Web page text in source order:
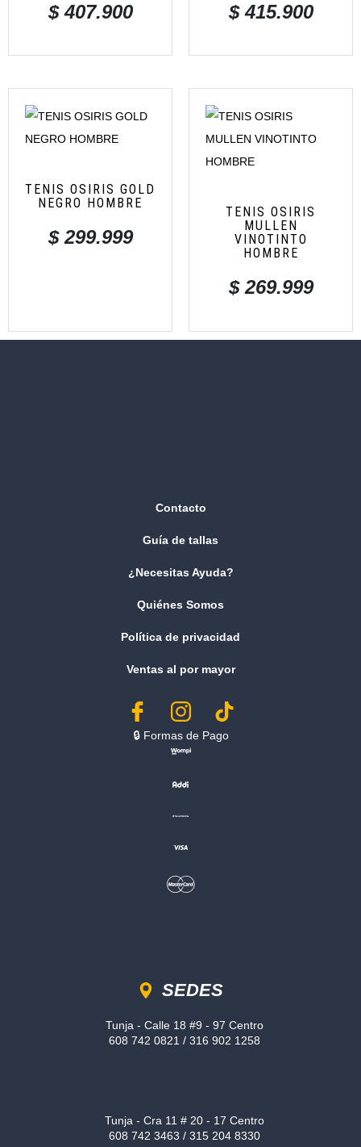
$407.900 $415.900
TENIS OSIRIS GOLD
NEGRO HOMBRE
$299.999
TENIS OSIRIS
MULLEN
VINOTINTO
HOMBRE
$269.999
Contacto
Guía de tallas
¿Necesitas Ayuda?
Quiénes Somos
Política de privacidad
Ventas al por mayor
🔒︎ Formas de Pago
SEDES
Tunja - Calle 18 #9 - 97 Centro
608 742 0821 / 316 902 1258
Tunja - Cra 11 # 20 - 17 Centro
608 742 3463 / 315 204 8330